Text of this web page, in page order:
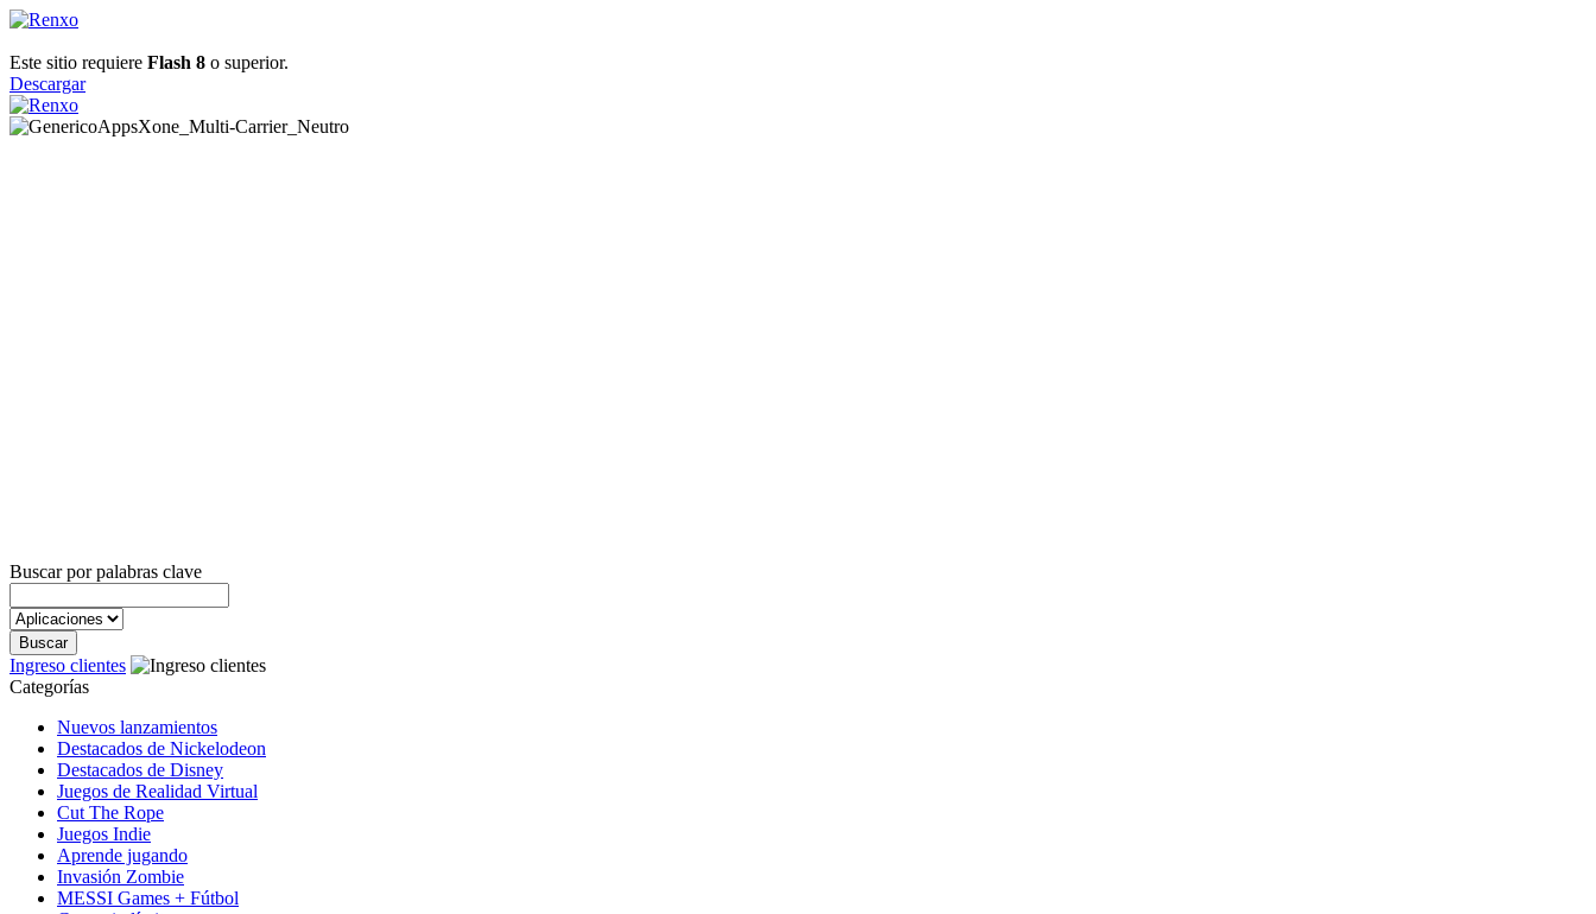
Este sitio requiere Flash 8 o superior.
Descargar
Buscar por palabras clave
Ingreso clientes
Categorías
Nuevos lanzamientos
Destacados de Nickelodeon
Destacados de Disney
Juegos de Realidad Virtual
Cut The Rope
Juegos Indie
Aprende jugando
Invasión Zombie
MESSI Games + Fútbol